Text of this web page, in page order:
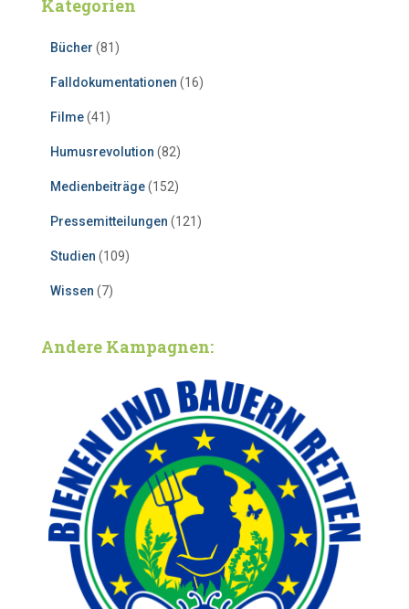
Kategorien
Bücher (81)
Falldokumentationen (16)
Filme(41)
Humusrevolution (82)
Medienbeiträge(152)
Pressemitteilungen (121)
Studien (109)
Wissen (7)
Andere Kampagnen: